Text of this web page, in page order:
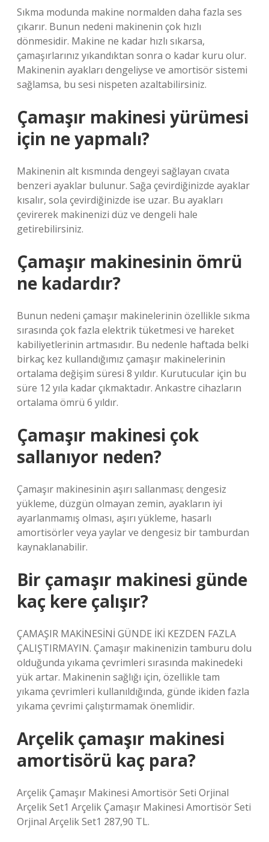
Sıkma modunda makine normalden daha fazla ses
çıkarır. Bunun nedeni makinenin çok hızlı
dönmesidir. Makine ne kadar hızlı sıkarsa,
çamaşırlarınız yıkandıktan sonra o kadar kuru olur.
Makinenin ayakları dengeliyse ve amortisör sistemi
sağlamsa, bu sesi nispeten azaltabilirsiniz.
Çamaşır makinesi yürümesi
için ne yapmalı?
Makinenin alt kısmında dengeyi sağlayan cıvata
benzeri ayaklar bulunur. Sağa çevirdiğinizde ayaklar
kısalır, sola çevirdiğinizde ise uzar. Bu ayakları
çevirerek makinenizi düz ve dengeli hale
getirebilirsiniz.
Çamaşır makinesinin ömrü
ne kadardır?
Bunun nedeni çamaşır makinelerinin özellikle sıkma
sırasında çok fazla elektrik tüketmesi ve hareket
kabiliyetlerinin artmasıdır. Bu nedenle haftada belki
birkaç kez kullandığımız çamaşır makinelerinin
ortalama değişim süresi 8 yıldır. Kurutucular için bu
süre 12 yıla kadar çıkmaktadır. Ankastre cihazların
ortalama ömrü 6 yıldır.
Çamaşır makinesi çok
sallanıyor neden?
Çamaşır makinesinin aşırı sallanması; dengesiz
yükleme, düzgün olmayan zemin, ayakların iyi
ayarlanmamış olması, aşırı yükleme, hasarlı
amortisörler veya yaylar ve dengesiz bir tamburdan
kaynaklanabilir.
Bir çamaşır makinesi günde
kaç kere çalışır?
ÇAMAŞIR MAKİNESİNİ GÜNDE İKİ KEZDEN FAZLA
ÇALIŞTIRMAYIN. Çamaşır makinenizin tamburu dolu
olduğunda yıkama çevrimleri sırasında makinedeki
yük artar. Makinenin sağlığı için, özellikle tam
yıkama çevrimleri kullanıldığında, günde ikiden fazla
yıkama çevrimi çalıştırmamak önemlidir.
Arçelik çamaşır makinesi
amortisörü kaç para?
Arçelik Çamaşır Makinesi Amortisör Seti Orjinal
Arçelik Set1 Arçelik Çamaşır Makinesi Amortisör Seti
Orjinal Arçelik Set1 287,90 TL.